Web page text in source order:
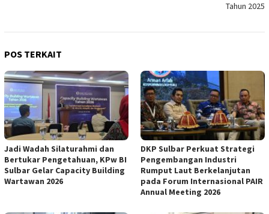
Tahun 2025
POS TERKAIT
Jadi Wadah Silaturahmi dan
Bertukar Pengetahuan, KPw BI
Sulbar Gelar Capacity Building
Wartawan 2026
DKP Sulbar Perkuat Strategi
Pengembangan Industri
Rumput Laut Berkelanjutan
pada Forum Internasional PAIR
Annual Meeting 2026